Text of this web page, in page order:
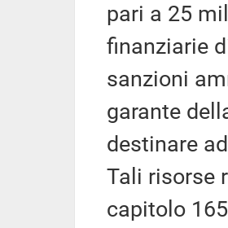
pari a 25
finanziarie
sanzioni
garante
destinare
Tali risorse
capitolo